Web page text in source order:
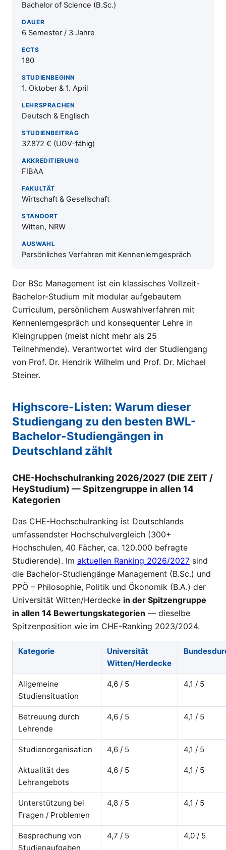
Bachelor of Science (B.Sc.)
DAUER
6 Semester / 3 Jahre
ECTS
180
STUDIENBEGINN
1. Oktober & 1. April
LEHRSPRACHEN
Deutsch & Englisch
STUDIENBEITRAG
37.872 € (UGV-fähig)
AKKREDITIERUNG
FIBAA
FAKULTÄT
Wirtschaft & Gesellschaft
STANDORT
Witten, NRW
AUSWAHL
Persönliches Verfahren mit Kennenlerngespräch
Der BSc Management ist ein klassisches Vollzeit-
Bachelor-Studium mit modular aufgebautem
Curriculum, persönlichem Auswahlverfahren mit
Kennenlerngespräch und konsequenter Lehre in
Kleingruppen (meist nicht mehr als 25
Teilnehmende). Verantwortet wird der Studiengang
von Prof. Dr. Hendrik Wilhelm und Prof. Dr. Michael
Steiner.
Highscore-Listen: Warum dieser
Studiengang zu den besten BWL-
Bachelor-Studiengängen in
Deutschland zählt
CHE-Hochschulranking 2026/2027 (DIE ZEIT /
HeyStudium) — Spitzengruppe in allen 14
Kategorien
Das CHE-Hochschulranking ist Deutschlands
umfassendster Hochschulvergleich (300+
Hochschulen, 40 Fächer, ca. 120.000 befragte
Studierende). Im aktuellen Ranking 2026/2027 sind
die Bachelor-Studiengänge Management (B.Sc.) und
PPÖ – Philosophie, Politik und Ökonomik (B.A.) der
Universität Witten/Herdecke in der Spitzengruppe
in allen 14 Bewertungskategorien — dieselbe
Spitzenposition wie im CHE-Ranking 2023/2024.
Kategorie
Universität
Witten/Herdecke
Allgemeine
Studiensituation
4,6 / 5 4,1 / 5
Betreuung durch
Lehrende
4,6 / 5 4,1 / 5
Studienorganisation 4,6 / 5 4,1 / 5
Aktualität des
Lehrangebots
4,6 / 5 4,1 / 5
Unterstützung bei
Fragen / Problemen
4,8 / 5 4,1 / 5
Besprechung von
Studienaufgaben
4,7 / 5 4,0 / 5